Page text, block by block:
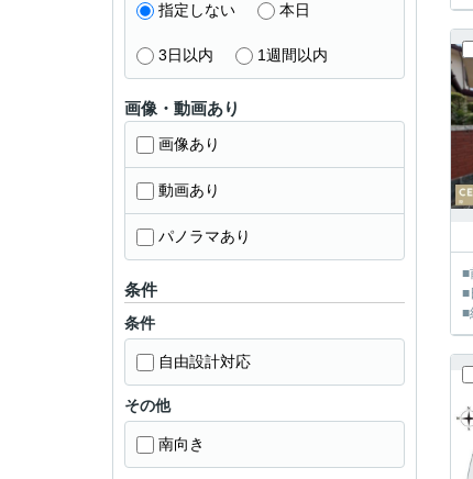
■
■
■
指定しない 本日
3日以内 1週間以内
画像・動画あり
画像あり
動画あり
パノラマあり
条件
条件
自由設計対応
その他
南向き